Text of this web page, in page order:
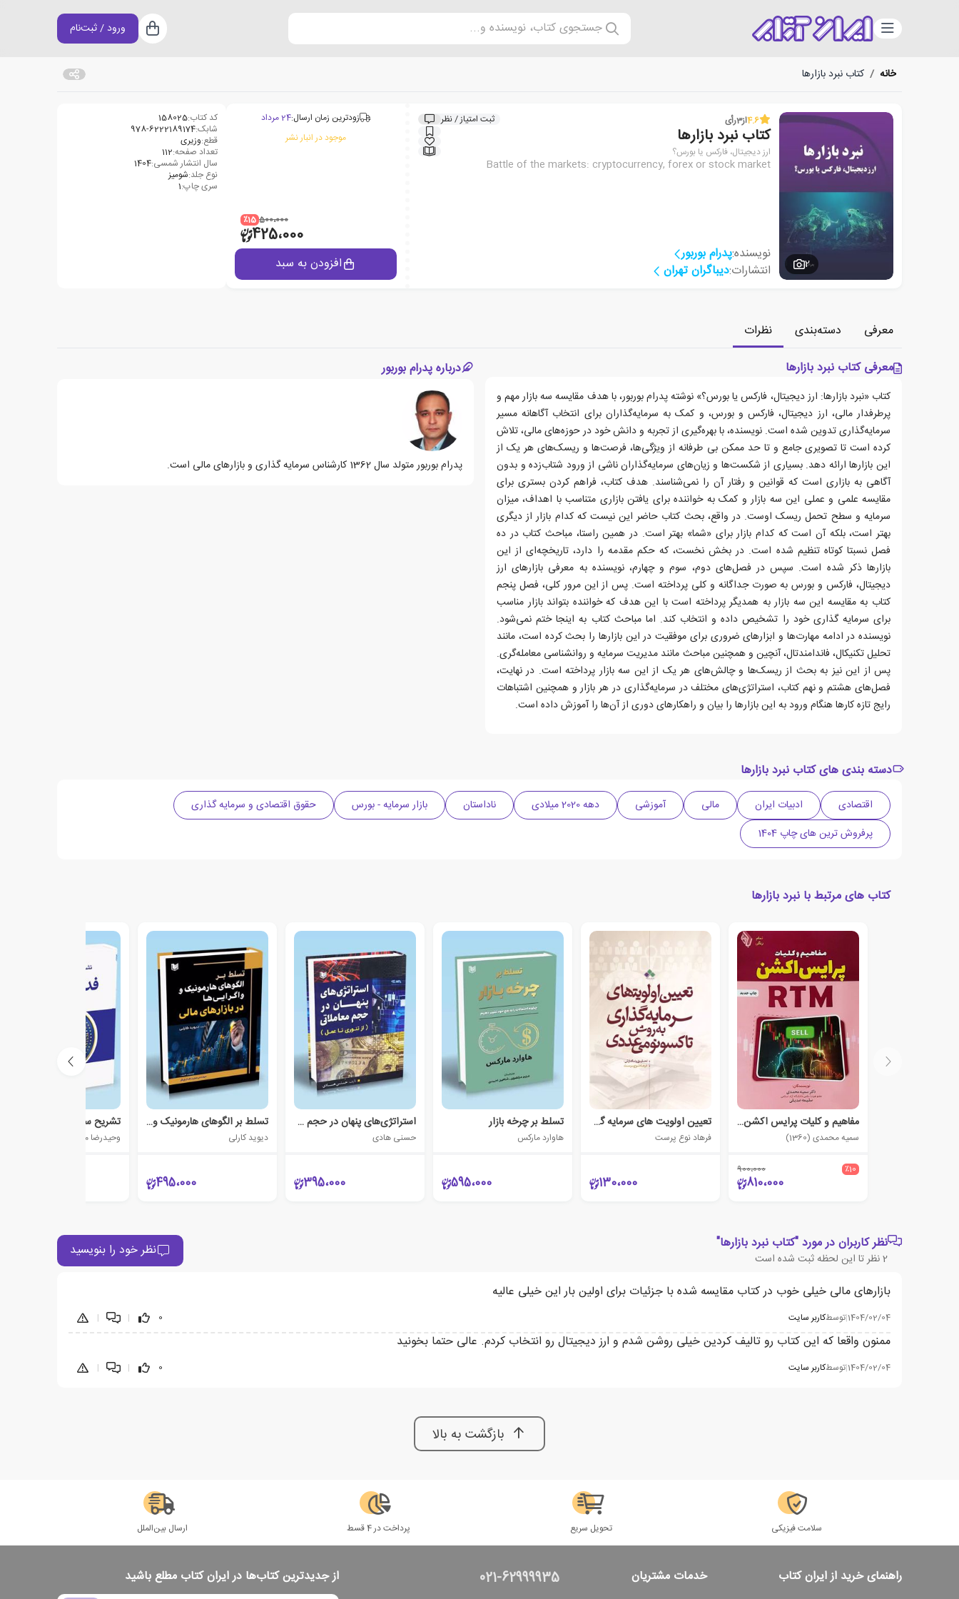
دسته‌بندی جستجوی کتاب، نویسنده و... سبد خرید
ورود / ثبت‌نام
خانه / کتاب نبرد بازارها
2
4.6از3رأی ثبت امتیاز / نظر
کتاب نبرد بازارها
ارز دیجیتال، فارکس یا بورس؟
Battle of the markets: cryptocurrency, forex or stock market
نویسنده:پدرام بوربور
انتشارات:دیباگران تهران
زودترین زمان ارسال:24 مرداد
موجود در انبار نشر
500،000 ٪15
425،000
افزودن به سبد
کد کتاب:158025
شابک:978-6222189174
قطع:وزیری
تعداد صفحه:112
سال انتشار شمسی:1404
نوع جلد:شومیز
سری چاپ:1
معرفی دسته‌بندی
نظرات
معرفی کتاب نبرد بازارها
کتاب «نبرد بازارها: ارز دیجیتال، فارکس یا بورس؟» نوشته پدرام بوربور، با هدف مقایسه سه بازار مهم و
پرطرفدار مالی، ارز دیجیتال، فارکس و بورس، و کمک به سرمایه‌گذاران برای انتخاب آگاهانه مسیر
سرمایه‌گذاری تدوین شده است. نویسنده، با بهره‌گیری از تجربه و دانش خود در حوزه‌های مالی، تلاش
کرده است تا تصویری جامع و تا حد ممکن بی طرفانه از ویژگی‌ها، فرصت‌ها و ریسک‌های هر یک از
این بازارها ارائه دهد. بسیاری از شکست‌ها و زیان‌های سرمایه‌گذاران ناشی از ورود شتاب‌زده و بدون
آگاهی به بازاری است که قوانین و رفتار آن را نمی‌شناسند. هدف کتاب، فراهم کردن بستری برای
مقایسه علمی و عملی این سه بازار و کمک به خواننده برای یافتن بازاری متناسب با اهداف، میزان
سرمایه و سطح تحمل ریسک اوست. در واقع، بحث کتاب حاضر این نیست که کدام بازار از دیگری
بهتر است، بلکه آن است که کدام بازار برای «شما» بهتر است. در همین راستا، مباحث کتاب در ده
فصل نسبتا کوتاه تنظیم شده است. در بخش نخست، که حکم مقدمه را دارد، تاریخچه‌ای از این
بازارها ذکر شده است. سپس در فصل‌های دوم، سوم و چهارم، نویسنده به معرفی بازارهای ارز
دیجیتال، فارکس و بورس به صورت جداگانه و کلی پرداخته است. پس از این مرور کلی، فصل پنجم
کتاب به مقایسه این سه بازار به همدیگر پرداخته است با این هدف که خواننده بتواند بازار مناسب
برای سرمایه گذاری خود را تشخیص داده و انتخاب کند. اما مباحث کتاب به اینجا ختم نمی‌شود.
نویسنده در ادامه مهارت‌ها و ابزارهای ضروری برای موفقیت در این بازارها را بحث کرده است، مانند
تحلیل تکنیکال، فاندامندتال، آنچین و همچنین مباحث مانند مدیریت سرمایه و روانشناسی معامله‌گری.
پس از این نیز به بحث از ریسک‌ها و چالش‌های هر یک از این سه بازار پرداخته است. در نهایت،
فصل‌های هشتم و نهم کتاب، استراتژی‌های مختلف در سرمایه‌گذاری در هر بازار و همچنین اشتباهات
رایج تازه کارها هنگام ورود به این بازارها را بیان و راهکارهای دوری از آن‌ها را آموزش داده است.
درباره پدرام بوربور
پدرام بوربور متولد سال 1362 کارشناس سرمایه گذاری و بازارهای مالی است.
دسته بندی های کتاب نبرد بازارها
اقتصادی ادبیات ایران مالی آموزشی دهه 2020 میلادی ناداستان بازار سرمایه - بورس
حقوق اقتصادی و سرمایه گذاری
پرفروش ترین های چاپ 1404
کتاب های مرتبط با نبرد بازارها
مفاهیم و کلیات پرایس اکشن RTM
سمیه محمدی (1360)
٪10 900،000
810،000
تعیین اولویت های سرمایه گذاری با تکنیک تاکسونومی عددی
فرهاد نوع پرست
130،000
تسلط بر چرخه بازار
هاوارد مارکس
595،000
استراتژی‌های پنهان در حجم معاملاتی
حسنی هادی
395،000
تسلط بر الگوهای هارمونیک و واگرایی‌ها
دیوید کارلی
495،000
وحیدرضا میرطاهری
نظر کاربران در مورد "کتاب نبرد بازارها"
2نظر تا این لحظه ثبت شده است نظر خود را بنویسید
بازارهای مالی خیلی خوب در کتاب مقایسه شده با جزئیات برای اولین بار این خیلی عالیه
1404/02/04
|توسطکاربر سایت 0
|
|
ممنون واقعا که این کتاب رو تالیف کردین خیلی روشن شدم و ارز دیجیتال رو انتخاب کردم. عالی حتما بخونید
1404/02/04
|توسطکاربر سایت 0
|
|
بازگشت به بالا
سلامت فیزیکی تحویل سریع پرداخت در 4 قسط ارسال بین‌الملل
راهنمای خرید از ایران کتاب خدمات مشتریان 021-62999935 از جدیدترین کتاب‌ها در ایران کتاب مطلع باشید